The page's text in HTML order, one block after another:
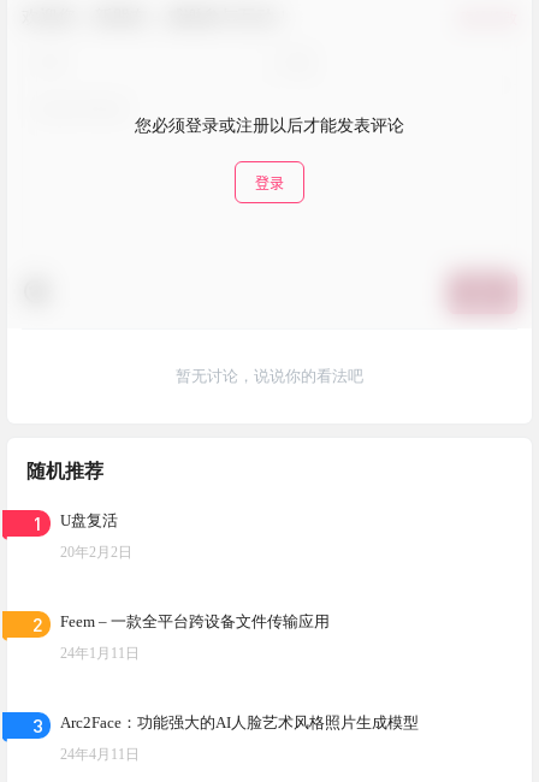
您必须登录或注册以后才能发表评论
登录
暂无讨论，说说你的看法吧
随机推荐
1 U盘复活
20年2月2日
2 Feem – 一款全平台跨设备文件传输应用
24年1月11日
3 Arc2Face：功能强大的AI人脸艺术风格照片生成模型
24年4月11日